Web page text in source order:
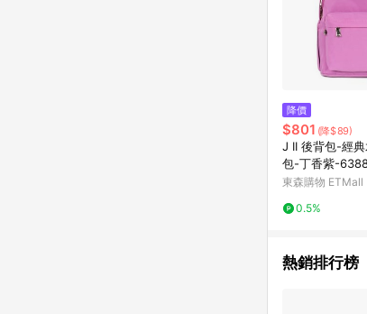
降價
$801 (降$89)
J II 後背包-經
包-丁香紫-
東森購物 ETMall
0.5%
熱銷排行榜